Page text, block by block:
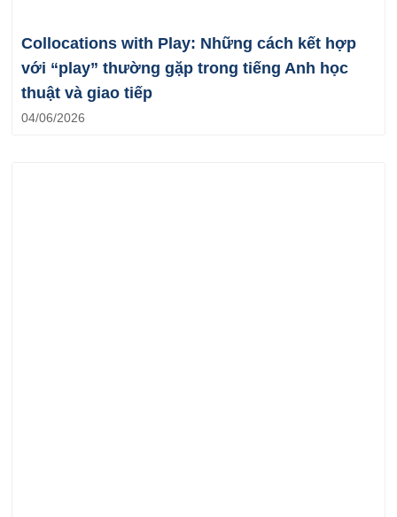
Collocations with Play: Những cách kết hợp
với “play” thường gặp trong tiếng Anh học
thuật và giao tiếp
04/06/2026